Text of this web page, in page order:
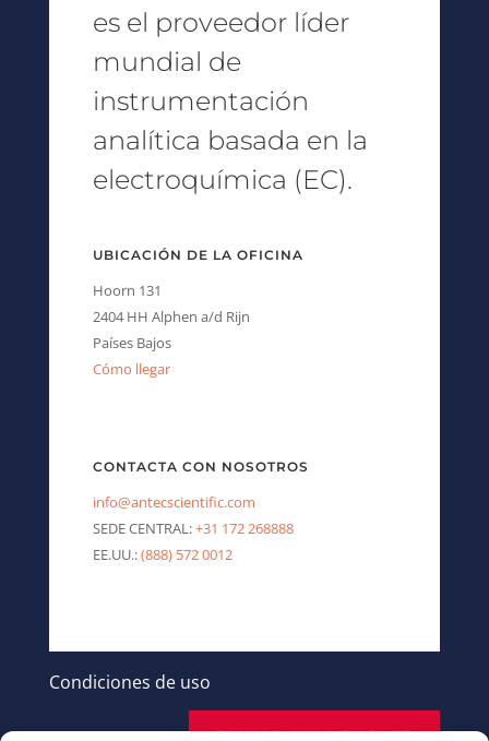
es el proveedor líder
mundial de
instrumentación
analítica basada en la
electroquímica (EC).
UBICACIÓN DE LA OFICINA
Hoorn 131
2404 HH Alphen a/d Rijn
Países Bajos
Cómo llegar
CONTACTA CON NOSOTROS
info@antecscientific.com
SEDE CENTRAL:+31 172 268888
EE.UU.:(888) 572 0012
Condiciones de uso
ENVIAR UN MENSAJE